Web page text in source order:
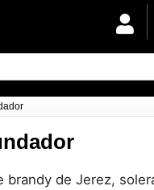
brandy de Jerez,